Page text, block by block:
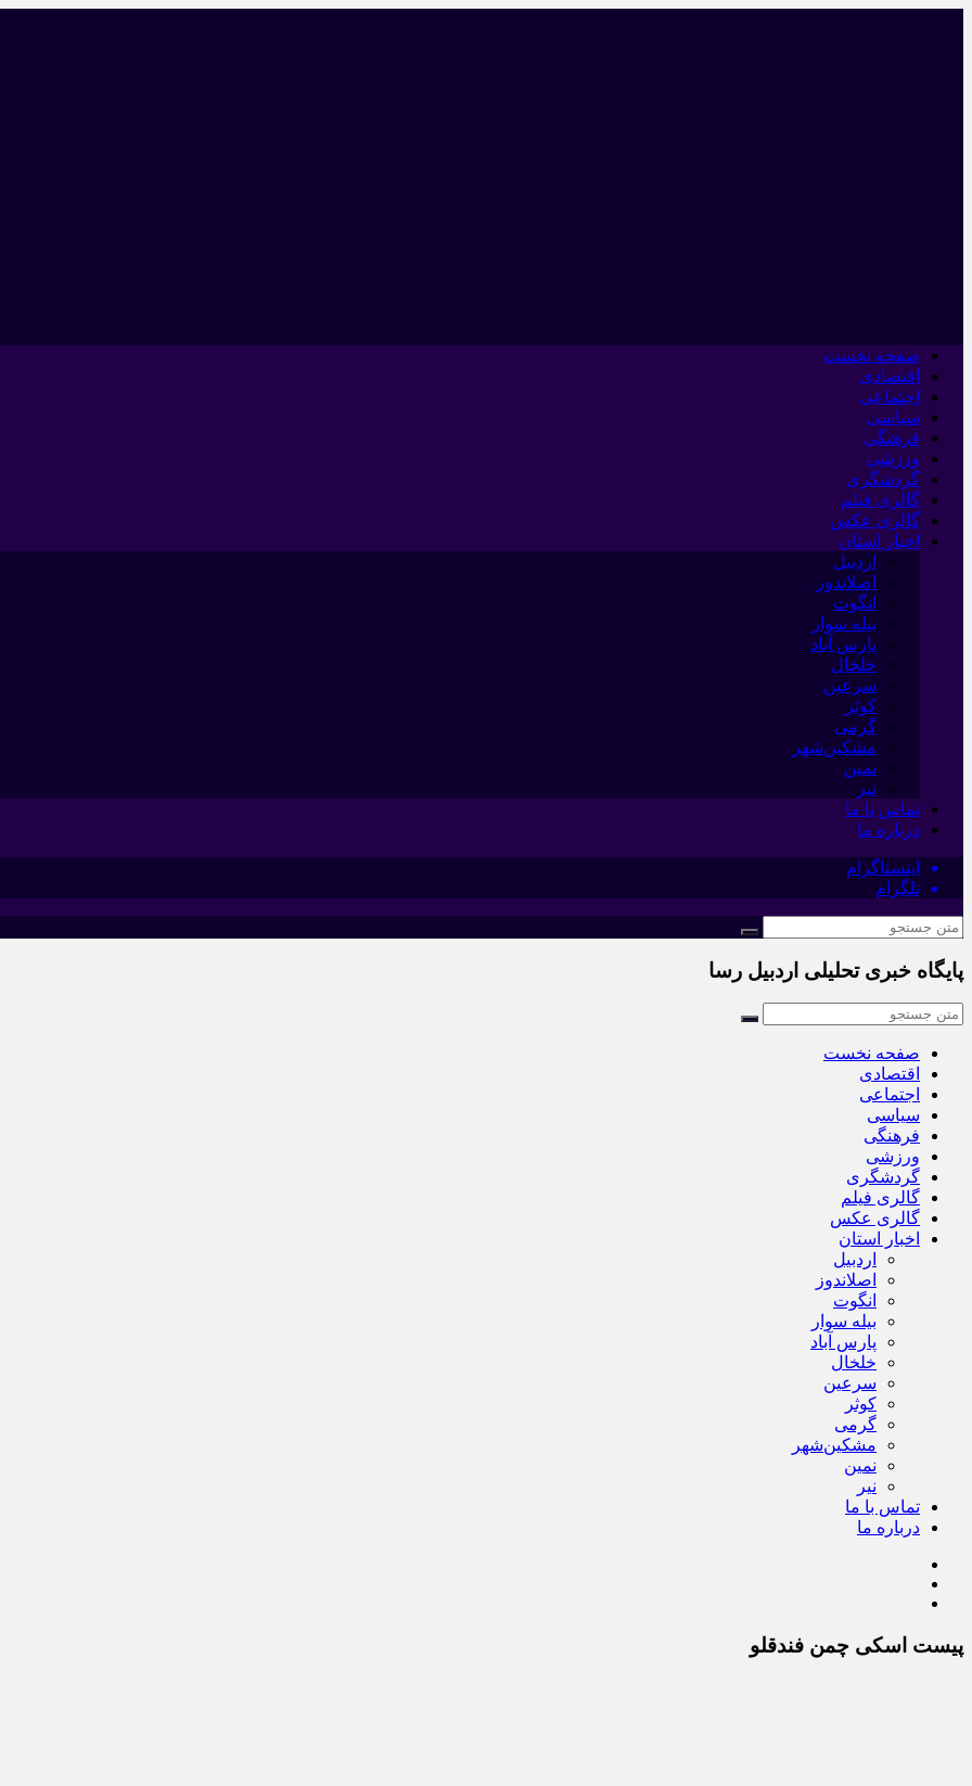
صفحه نخست
اقتصادی
اجتماعی
سیاسی
فرهنگی
ورزشی
گردشگری
گالری فیلم
گالری عکس
اخبار استان
اردبیل
اصلاندوز
انگوت
بیله سوار
پارس آباد
خلخال
سرعین
کوثر
گرمی
مشکین‌شهر
نمین
نیر
تماس با ما
درباره ما
اینستاگرام
تلگرام
پایگاه خبری تحلیلی اردبیل رسا
صفحه نخست
اقتصادی
اجتماعی
سیاسی
فرهنگی
ورزشی
گردشگری
گالری فیلم
گالری عکس
اخبار استان
اردبیل
اصلاندوز
انگوت
بیله سوار
پارس آباد
خلخال
سرعین
کوثر
گرمی
مشکین‌شهر
نمین
نیر
تماس با ما
درباره ما
پیست اسکی چمن فندقلو